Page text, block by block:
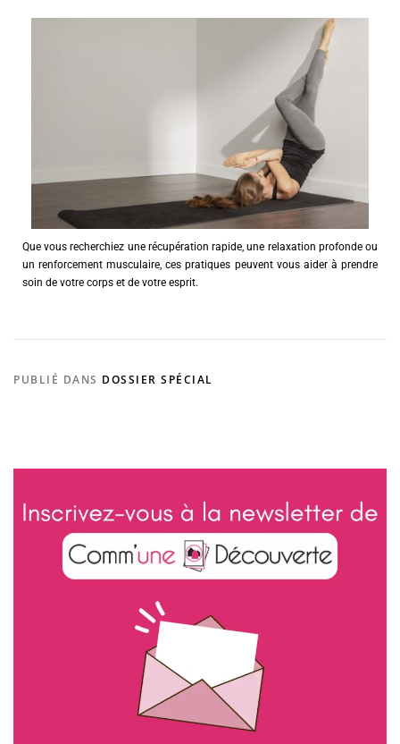
Que vous recherchiez une récupération rapide, une relaxation profonde ou
un renforcement musculaire, ces pratiques peuvent vous aider à prendre
soin de votre corps et de votre esprit.
PUBLIÉ DANS DOSSIER SPÉCIAL